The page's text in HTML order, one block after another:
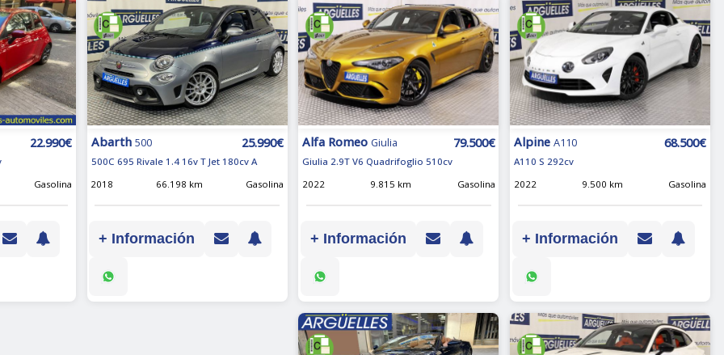
22.990€
Gasolina
Abarth 500 25.990€
500C 695 Rivale 1.4 16v T Jet 180cv A
2018
66.198 km Gasolina
+ Información
Alfa Romeo Giulia 79.500€
Giulia 2.9T V6 Quadrifoglio 510cv
2022
9.815 km Gasolina
+ Información
Alpine A110 68.500€
A110 S 292cv
2022
9.500 km Gasolina
+ Información